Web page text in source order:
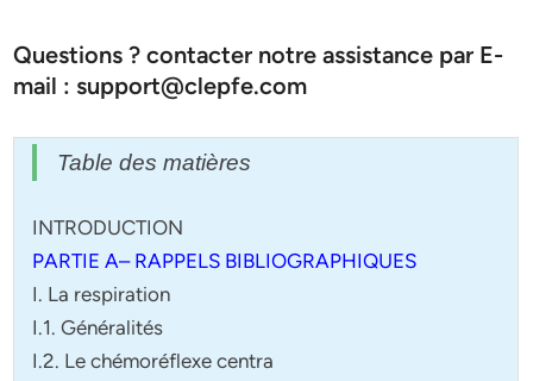
Questions ? contacter notre assistance par E-
mail : support@clepfe.com
Table des matières
INTRODUCTION
PARTIE A– RAPPELS BIBLIOGRAPHIQUES
I. La respiration
I.1. Généralités
I.2. Le chémoréflexe centra